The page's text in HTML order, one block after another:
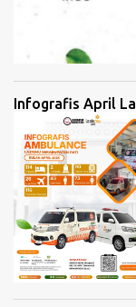
Infografis April